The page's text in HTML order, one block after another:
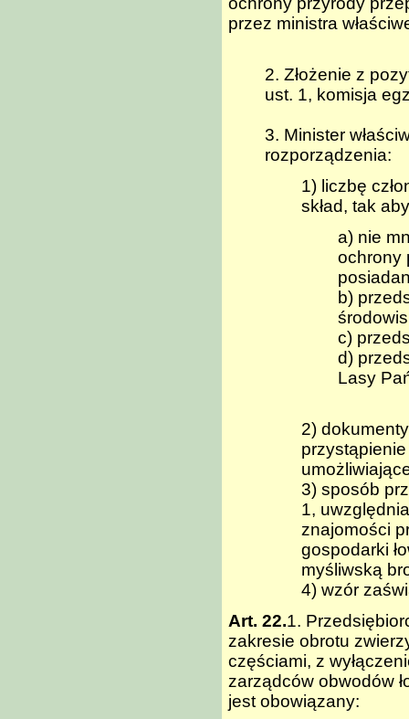
przez ministra
2. Złożenie z
ust. 1, komisja
3. Minister
rozporządzenia:
1) liczbę
skład, tak
a) nie
ochrony
b)
c)
d)
Lasy
2)
3) sposób
1,
znajomości
gospodarki
myśliwską
4) wzór
Art. 22.1.
zakresie obrotu
częściami, z
zarządców obwodów
jest obowiązany: